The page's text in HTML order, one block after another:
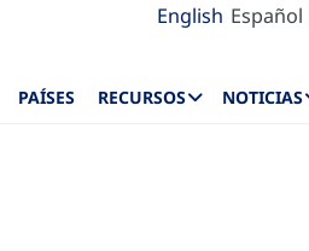
English Español
PAÍSES RECURSOS NOTICIAS